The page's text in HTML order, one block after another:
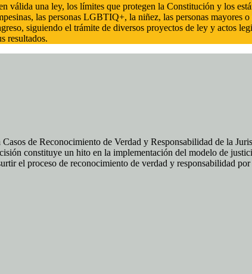
válida una ley, los límites que protegen la Constitución y los
las personas LGBTIQ+, la niñez, las personas mayores
siguiendo el trámite de diversos proyectos de ley y actos
resultados.
de Reconocimiento de Verdad y Responsabilidad de la
constituye un hito en la implementación del modelo de
el proceso de reconocimiento de verdad y responsabilidad